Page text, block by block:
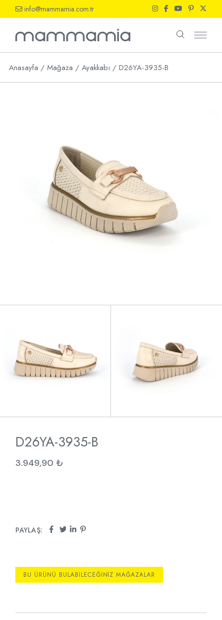
the
info@mammamia.com.tr
Anasayfa Mağaza Ayakkabı D26YA-3935-B
D26YA-3935-B
3.949,90₺
PAYLAŞ:
BU ÜRÜNÜ BULABILECEĞINIZ MAĞAZALAR